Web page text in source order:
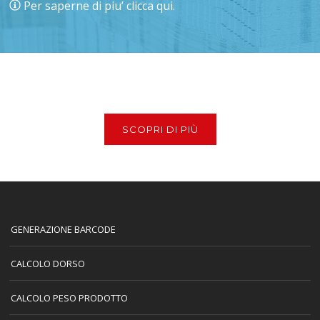
Per saperne di piu’ clicca qui.
SCOPRI DI PIÙ
GENERAZIONE BARCODE
CALCOLO DORSO
CALCOLO PESO PRODOTTO